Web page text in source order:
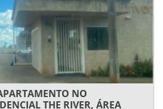
NO
THE RIVER, ÁREA